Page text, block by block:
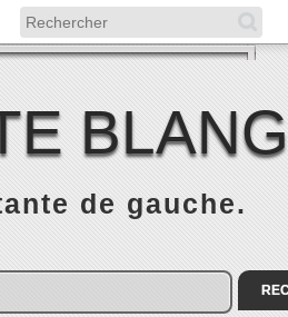
BLANG
de gauche.